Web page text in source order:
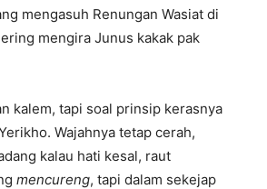
mengasuh Renungan Wasiat di
mengira Junus kakak pak
kalem, tapi soal prinsip kerasnya
Wajahnya tetap cerah,
kalau hati kesal, raut
mencureng, tapi dalam sekejap